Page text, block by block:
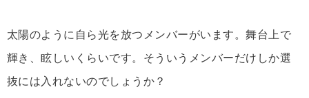
太陽のように自ら光を放つメンバーがいます。舞台上で
輝き、眩しいくらいです。そういうメンバーだけしか選
抜には入れないのでしょうか？